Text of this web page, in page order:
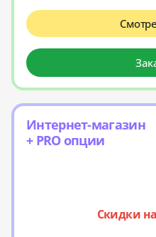
Интернет-магазин
+ PRO опции
Скидки